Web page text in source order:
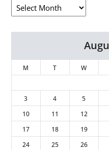
M T W
3
4 5
10
11 12
17
18 19
24
25 26